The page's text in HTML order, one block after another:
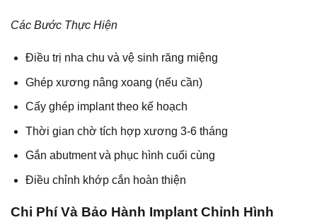
Các Bước Thực Hiện
Điều trị nha chu và vệ sinh răng miệng
Ghép xương nâng xoang (nếu cần)
Cấy ghép implant theo kế hoạch
Thời gian chờ tích hợp xương 3-6 tháng
Gắn abutment và phục hình cuối cùng
Điều chỉnh khớp cắn hoàn thiện
Chi Phí Và Bảo Hành Implant Chỉnh Hình